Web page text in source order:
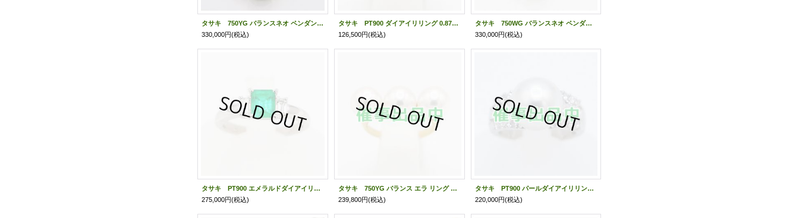
タサキ 750YG バランスネオ ペンダント P-16850 7.30g
330,000円(税込)
タサキ PT900 ダイアイリリング 0.87ct 6.10g
126,500円(税込)
タサキ 750WG バランスネオ ペンダント P-16850 7.30g
330,000円(税込)
タサキ PT900 エメラルドダイアイリリング 0.87ct 0.30ct 4.90g
275,000円(税込)
タサキ 750YG バランス エラ リング 5.70g
239,800円(税込)
タサキ PT900 パールダイアイリリング 11.50mm 0.72ct 10.90g
220,000円(税込)